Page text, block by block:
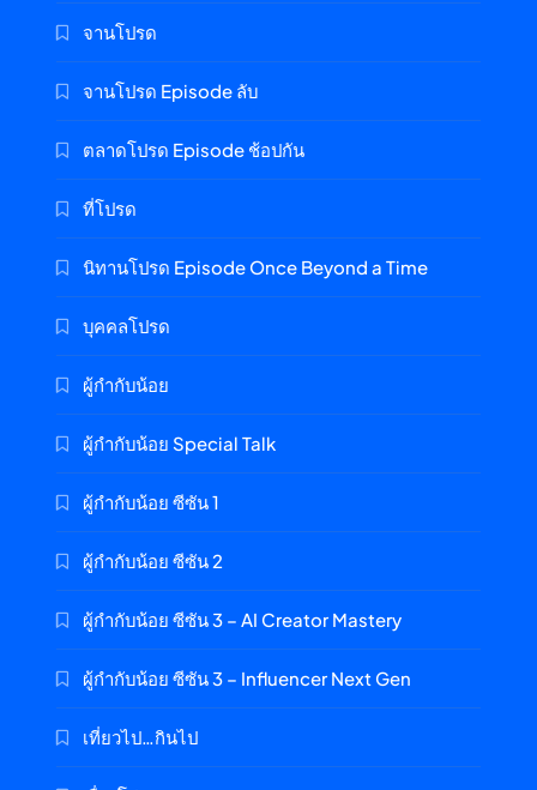
จานโปรด
จานโปรด Episode ลับ
ตลาดโปรด Episode ช้อปกัน
ที่โปรด
นิทานโปรด Episode Once Beyond a Time
บุคคลโปรด
ผู้กำกับน้อย
ผู้กำกับน้อย Special Talk
ผู้กำกับน้อย ซีซัน 1
ผู้กำกับน้อย ซีซัน 2
ผู้กำกับน้อย ซีซัน 3 – AI Creator Mastery
ผู้กำกับน้อย ซีซัน 3 – Influencer Next Gen
เที่ยวไป…กินไป